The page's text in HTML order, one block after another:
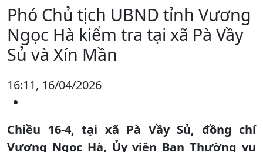
Phó Chủ tịch UBND tỉnh Vương
Ngọc Hà kiểm tra tại xã Pà Vầy
Sủ và Xín Mần
16:11, 16/04/2026
Chiều 16-4, tại xã Pà Vầy Sủ, đồng chí
Vương Ngọc Hà, Ủy viên Ban Thường vụ